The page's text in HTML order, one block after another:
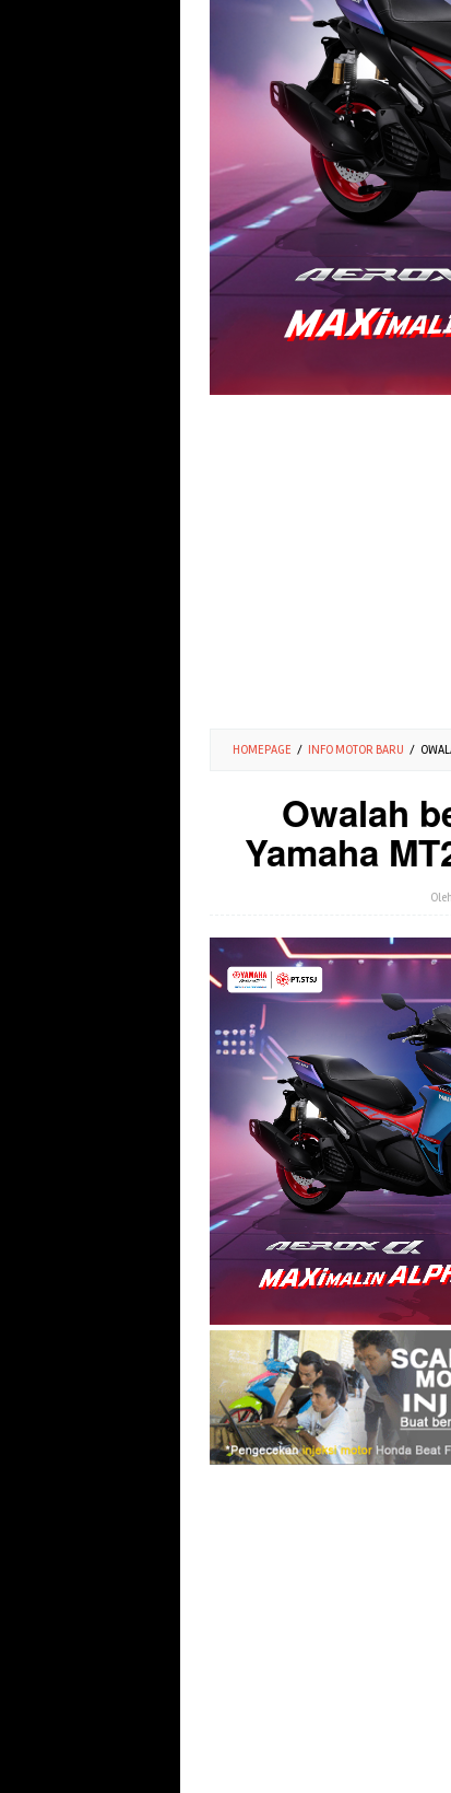
HOMEPAGE / INFO MOTOR BARU /
Owalah
Yamaha
Oleh